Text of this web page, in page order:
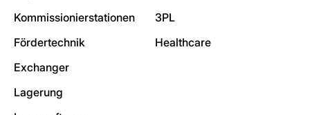
Kommissionierstationen
Fördertechnik
Exchanger
Lagerung
3PL
Healthcare